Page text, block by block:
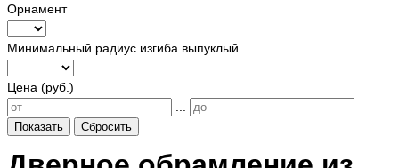
Орнамент
Минимальный радиус изгиба выпуклый
Цена (руб.)
Показать Сбросить